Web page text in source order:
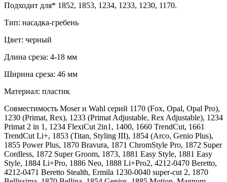
Подходит для* 1852, 1853, 1234, 1233, 1230, 1170.
Тип: насадка-гребень
Цвет: черный
Длина среза: 4-18 мм
Ширина среза: 46 мм
Материал: пластик
Совместимость Moser и Wahl серий 1170 (Fox, Opal, Opal Pro),
1230 (Primat, Rex), 1233 (Primat Adjustable, Rex Adjustable), 1234
Primat 2 in 1, 1234 FlexiCut 2in1, 1400, 1660 TrendCut, 1661
TrendCut Li+, 1853 (Titan, Styling III), 1854 (Arco, Genio Plus),
1855 Power Plus, 1870 Bravura, 1871 ChromStyle Pro, 1872 Super
Cordless, 1872 Super Groom, 1873, 1881 Easy Style, 1881 Easy
Style, 1884 Li+Pro, 1886 Neo, 1888 Li+Pro2, 4212-0470 Beretto,
4212-0471 Beretto Stealth, Ermila 1230-0040 super-cut 2, 1870